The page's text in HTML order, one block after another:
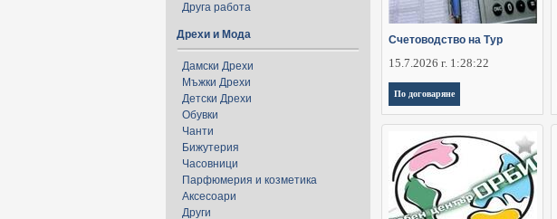
Друга работа
Дрехи и Мода
Дамски Дрехи
Мъжки Дрехи
Детски Дрехи
Обувки
Чанти
Бижутерия
Часовници
Парфюмерия и козметика
Аксесоари
Други
Счетоводство на Тур
15.7.2026 г. 1:28:22
По договаряне